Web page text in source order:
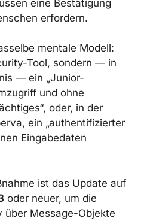
für kritische
von
und andere Hochrisiko-
eine Bestätigung
erfordern.
mentale Modell:
Tool, sondern — in
— ein „Junior-
und ohne
ein
der seinen